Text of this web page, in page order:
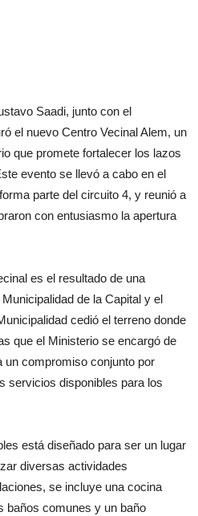
Saadi, junto con el
el nuevo Centro Vecinal Alem, un
que promete fortalecer los lazos
evento se llevó a cabo en el
parte del circuito 4, y reunió a
con entusiasmo la apertura
es el resultado de una
de la Capital y el
cedió el terreno donde
que el Ministerio se encargó de
un compromiso conjunto por
servicios disponibles para los
está diseñado para ser un lugar
diversas actividades
se incluye una cocina
baños comunes y un baño